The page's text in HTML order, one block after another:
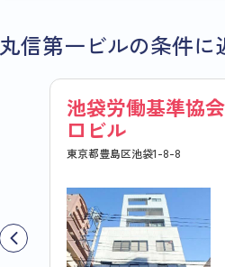
丸信第一ビルの条件に
池袋労働基準協
口ビル
東京都豊島区池袋1-8-8